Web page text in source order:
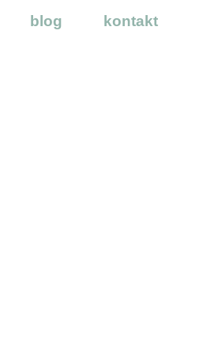
blog kontakt